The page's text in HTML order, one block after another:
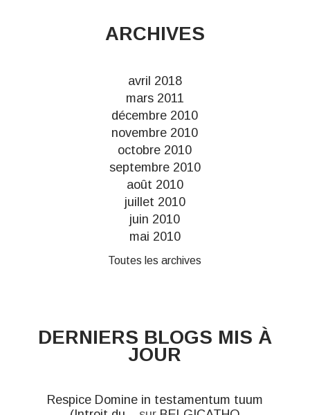
ARCHIVES
avril 2018
mars 2011
décembre 2010
novembre 2010
octobre 2010
septembre 2010
août 2010
juillet 2010
juin 2010
mai 2010
Toutes les archives
DERNIERS BLOGS MIS À
JOUR
Respice Domine in testamentum tuum